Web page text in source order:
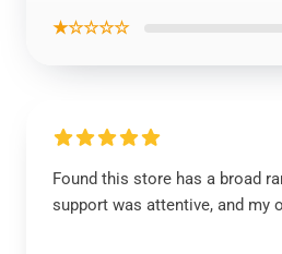
★☆☆☆☆
Found this store has a broad
support was attentive, and my